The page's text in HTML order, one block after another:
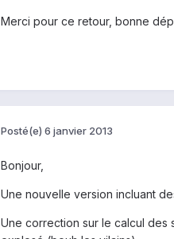
Merci pour ce retour, bonne
Posté(e) 6 janvier 2013
Bonjour,
Une nouvelle version incluant
Une correction sur le calcul des